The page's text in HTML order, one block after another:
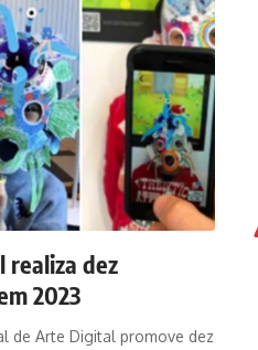
realiza dez
2023
de Arte Digital promove dez